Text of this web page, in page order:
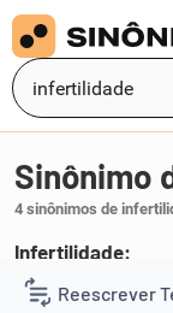
Reescrever
Sinônimo
4 sinônimos de
Infertilidade:
1 pobreza.